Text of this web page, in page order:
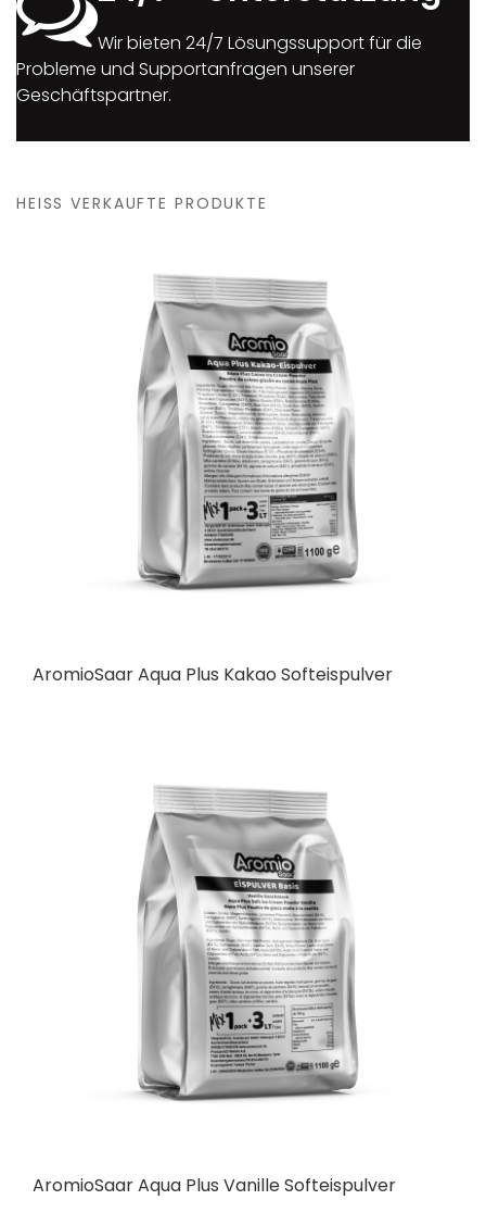
Wir bieten 24/7 Lösungssupport für die
Probleme und Supportanfragen unserer
Geschäftspartner.
HEISS VERKAUFTE PRODUKTE
AromioSaar Aqua Plus Kakao Softeispulver
AromioSaar Aqua Plus Vanille Softeispulver